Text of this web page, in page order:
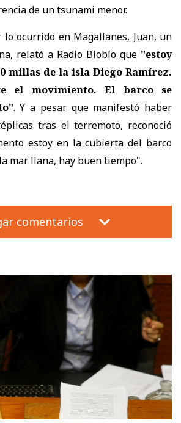
de un tsunami menor.
lo ocurrido en Magallanes, Juan, un
relató a Radio Biobío que "estoy
millas de la isla Diego Ramírez.
el movimiento. El barco se
. Y a pesar que manifestó haber
tras el terremoto, reconoció
estoy en la cubierta del barco
mar llana, hay buen tiempo".
comentarios